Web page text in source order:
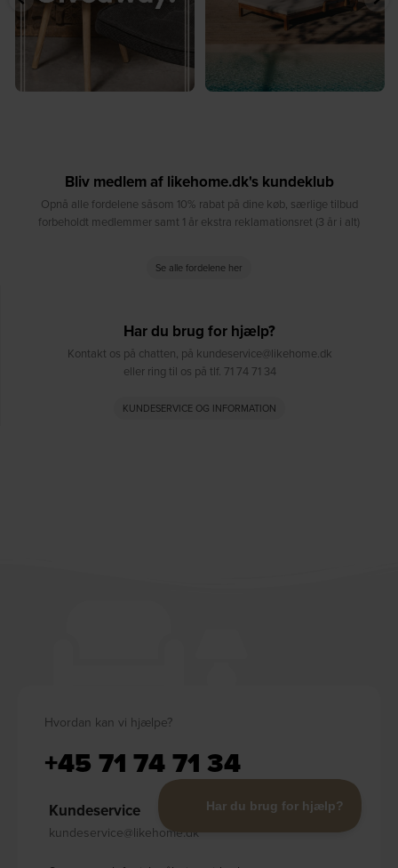
Bliv medlem af likehome.dk's kundeklub
Opnå alle fordelene såsom 10% rabat på dine køb, særlige tilbud
forbeholdt medlemmer samt 1 år ekstra reklamationsret (3 år i alt)
Se alle fordelene her
Har du brug for hjælp?
Kontakt os på chatten, på kundeservice@likehome.dk
eller ring til os på tlf. 71 74 71 34
KUNDESERVICE OG INFORMATION
Hvordan kan vi hjælpe?
+45 71 74 71 34
Kundeservice
kundeservice@likehome.dk